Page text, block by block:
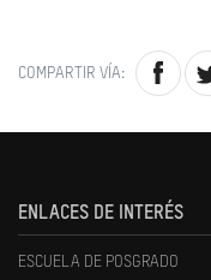
COMPARTIR VÍA:
ENLACES DE INTERÉS
ESCUELA DE POSGRADO